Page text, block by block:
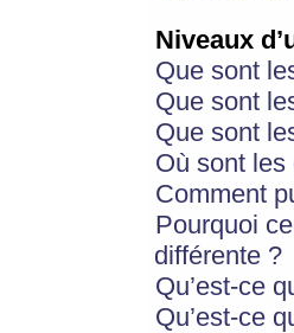
Niveaux
Que sont
Que sont
Que sont
Où sont les
Comment
Pourquoi
différente ?
Qu’est-ce
Qu’est-ce